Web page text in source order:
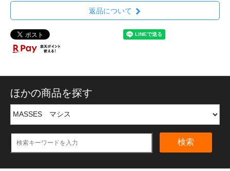
返品について
ほかの商品を探す
検索